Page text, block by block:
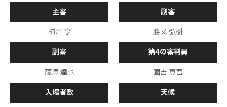
前半0分
甲府の直近５試合は０勝３分け２敗。新潟の直近５試合は４
勝０分け１敗。両者の過去対戦成績は２２勝１７分け１１敗
と新潟の勝ち越し
甲府ボールでキックオフ、試合開始
主審
柿沼 亨
副審
勝又 弘樹
副審
藤澤 達也
第4の審判員
國吉 真吾
入場者数
天候